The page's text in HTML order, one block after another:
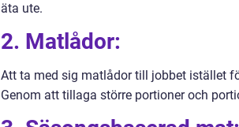
äta ute.
2. Matlådor:
Att ta med sig matlådor till jobbet istället
Genom att tillaga större portioner och